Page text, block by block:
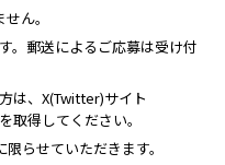
ん。
。郵送によるご応募は受け付
は、X(Twitter)サイト
取得してください。
らせていただきます。